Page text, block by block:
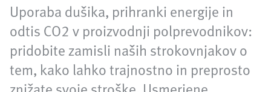
Uporaba dušika, prihranki energije in
odtis CO2 v proizvodnji polprevodnikov:
pridobite zamisli naših strokovnjakov o
tem, kako lahko trajnostno in preprosto